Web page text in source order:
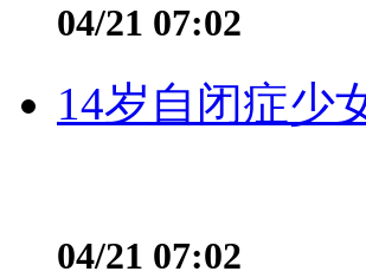
04/21 07:02
14岁自闭症少
04/21 07:02